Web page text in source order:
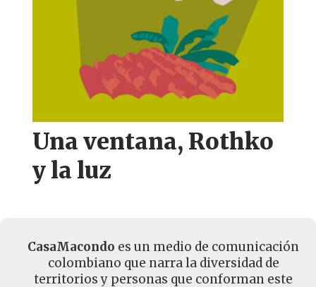
Una ventana, Rothko
y la luz
CasaMacondo es un medio de comunicación
colombiano que narra la diversidad de
territorios y personas que conforman este